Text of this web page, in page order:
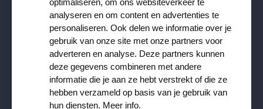
Ontvang onze nieuwsbrief
JA, ik wil de Febelfin nieuwsbrief ontvangen en ga akkoord
optimaliseren, om ons websiteverkeer te
analyseren en om content en advertenties te
personaliseren. Ook delen we informatie over je
gebruik van onze site met onze partners voor
adverteren en analyse. Deze partners kunnen
deze gegevens combineren met andere
informatie die je aan ze hebt verstrekt of die ze
hebben verzameld op basis van je gebruik van
hun diensten. Meer info.